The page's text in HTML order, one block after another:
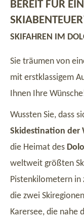
BEREIT FÜR
SKIFAHREN IM
Sie träumen von
mit erstklassigem
Ihnen Ihre
Wussten Sie, dass
Skidestination der
die Heimat des
weltweit größten
Pistenkilometern in
die zwei
Karersee, die nahe